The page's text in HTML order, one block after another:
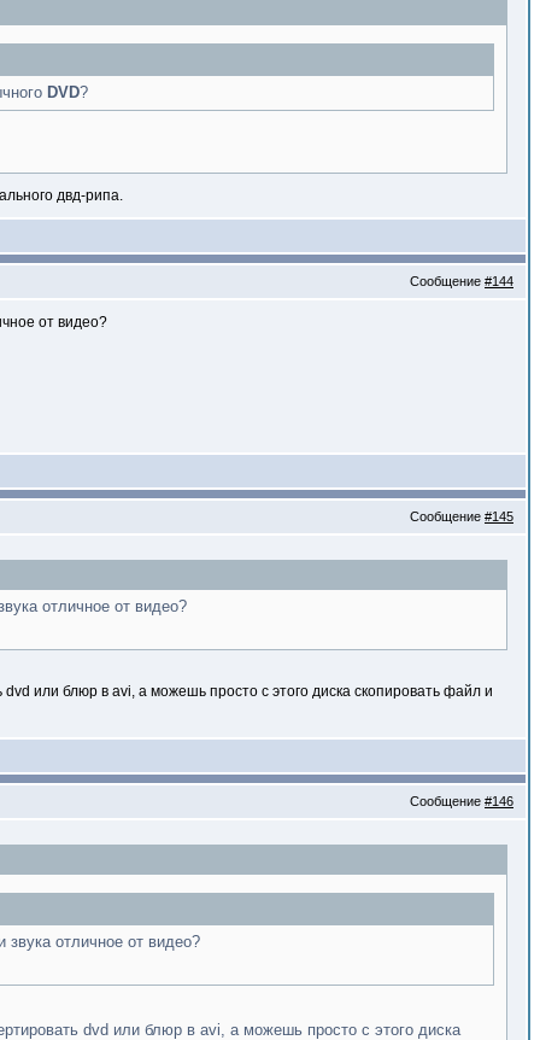
DVD?
двд-рипа.
Сообщение #144
от видео?
Сообщение #145
отличное от видео?
или блюр в avi, а можешь просто с этого диска скопировать файл и
Сообщение #146
отличное от видео?
dvd или блюр в avi, а можешь просто с этого диска